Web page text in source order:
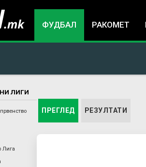
ФУДБАЛ РАКОМЕТ
PПРЕГЛЕД (ACTIVE TAB)
РЕЗУЛТАТИ
ЛИГИ
Лига